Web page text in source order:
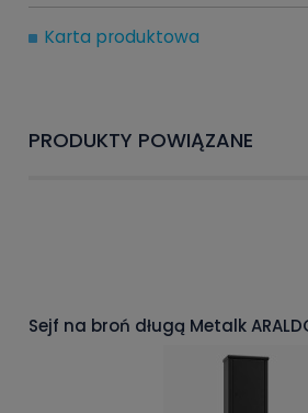
Karta produktowa
PRODUKTY POWIĄZANE
Sejf na broń długą Metalk